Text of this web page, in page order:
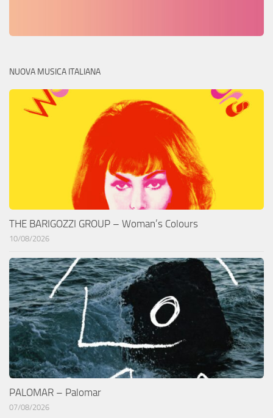
NUOVA MUSICA ITALIANA
THE BARIGOZZI GROUP – Woman’s Colours
10/08/2026
PALOMAR – Palomar
07/08/2026